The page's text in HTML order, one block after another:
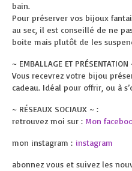
bain.
Pour préserver vos bijoux
au sec, il est conseillé de ne
boite mais plutôt de les
~ EMBALLAGE ET PRÉSENTATION
Vous recevrez votre bijou
cadeau. Idéal pour offrir, ou à
~ RÉSEAUX SOCIAUX ~ :
retrouvez moi sur : Mon
mon instagram : instagram
abonnez vous et suivez les